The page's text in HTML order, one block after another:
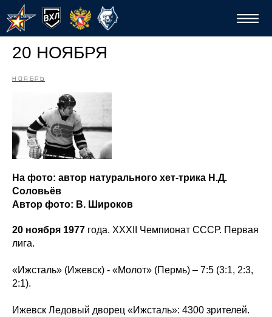
20 НОЯБРЯ
НОЯБРЬ
На фото: автор натурального хет-трика Н.Д.
Соловьёв
Автор фото: В. Широков
20 ноября 1977 года. XXXII Чемпионат СССР. Первая
лига.
«Ижсталь» (Ижевск) - «Молот» (Пермь) – 7:5 (3:1, 2:3,
2:1).
Ижевск Ледовый дворец «Ижсталь»: 4300 зрителей.